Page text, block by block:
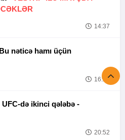
14:37
nəticə hamı üçün
16:26
Tofiq Musayevdən UFC-də ikinci qələbə -
20:52